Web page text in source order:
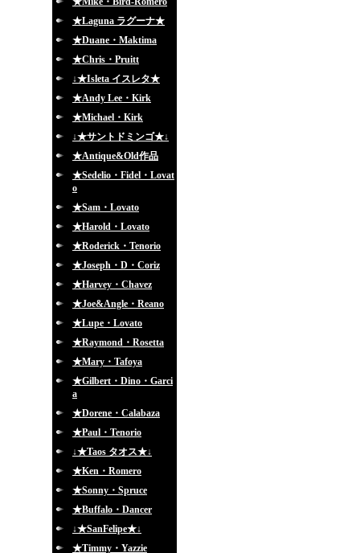
★Laguna ラグーナ★
★Duane・Maktima
★Chris・Pruitt
↓★Isleta イスレタ★
★Andy Lee・Kirk
★Michael・Kirk
↓★サントドミンゴ★↓
★Antique&Old作品
★Sedelio・Fidel・Lovat
o
★Sam・Lovato
★Harold・Lovato
★Roderick・Tenorio
★Joseph・D・Coriz
★Harvey・Chavez
★Joe&Angle・Reano
★Lupe・Lovato
★Raymond・Rosetta
★Mary・Tafoya
★Gilbert・Dino・Garci
a
★Dorene・Calabaza
★Paul・Tenorio
↓★Taos タオス★↓
★Ken・Romero
★Sonny・Spruce
★Buffalo・Dancer
↓★SanFelipe★↓
★Timmy・Yazzie